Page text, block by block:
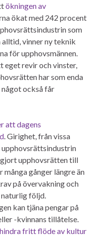
ökningen av
ökat med 242 procent
som
vinner ny teknik
för upphovsmännen.
revir och vinster,
har som enda
också får
att dagens
. Girighet, från vissa
gjort upphovsrätten till
gånger längre än
på övervakning och
följd.
kan tjäna pengar på
-kvinnans tillåtelse.
fritt flöde av kultur